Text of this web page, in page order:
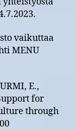
vaikuttaa
MENU
E.,
for
through